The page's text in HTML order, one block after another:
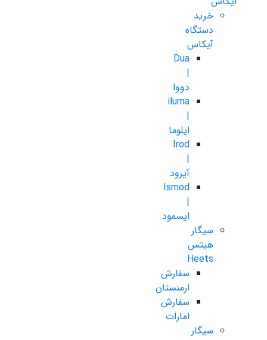
خرید
دستگاه
آیکاس
Dua
|
دووا
iluma
|
ایلوما
Irod
|
آیرود
Ismod
|
ایسمود
سیگار
هیتس
Heets
سفارش
ارمنستان
سفارش
امارات
سیگار